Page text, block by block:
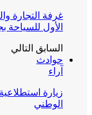
غرفة التجارة
الأول
السابق التالي
حوادث
آراء
زيارة
الوطني